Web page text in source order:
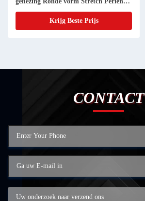
Armband
Krijg Beste Prijs
CONTACT